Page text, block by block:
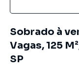
Sobrado à
Vagas, 125
SP